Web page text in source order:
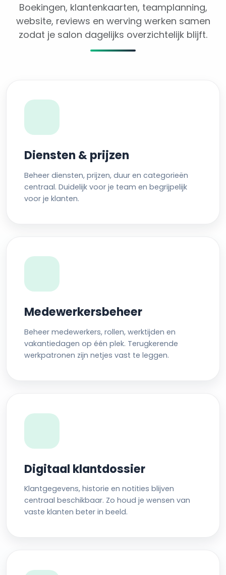
Boekingen, klantenkaarten, teamplanning,
website, reviews en werving werken samen
zodat je salon dagelijks overzichtelijk blijft.
Diensten & prijzen
Beheer diensten, prijzen, duur en categorieën
centraal. Duidelijk voor je team en begrijpelijk
voor je klanten.
Medewerkersbeheer
Beheer medewerkers, rollen, werktijden en
vakantiedagen op één plek. Terugkerende
werkpatronen zijn netjes vast te leggen.
Digitaal klantdossier
Klantgegevens, historie en notities blijven
centraal beschikbaar. Zo houd je wensen van
vaste klanten beter in beeld.